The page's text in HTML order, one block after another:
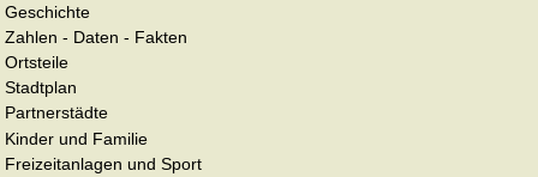
Geschichte
Zahlen - Daten - Fakten
Ortsteile
Stadtplan
Partnerstädte
Kinder und Familie
Freizeitanlagen und Sport